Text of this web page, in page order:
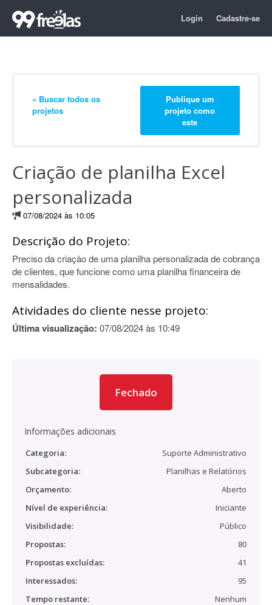
Login Cadastre-se
« Buscar todos os
projetos
Publique um
projeto como
este
Criação de planilha Excel
personalizada
07/08/2024 às 10:05
Descrição do Projeto:
Preciso da criação de uma planilha personalizada de cobrança
de clientes, que funcione como uma planilha financeira de
mensalidades.
Atividades do cliente nesse projeto:
Última visualização: 07/08/2024 às 10:49
Fechado
Informações adicionais
Categoria:
Suporte Administrativo
Subcategoria:
Planilhas e Relatórios
Orçamento:
Aberto
Nível de experiência:
Iniciante
Visibilidade:
Público
Propostas:
80
Propostas excluídas:
41
Interessados:
95
Tempo restante:
Nenhum